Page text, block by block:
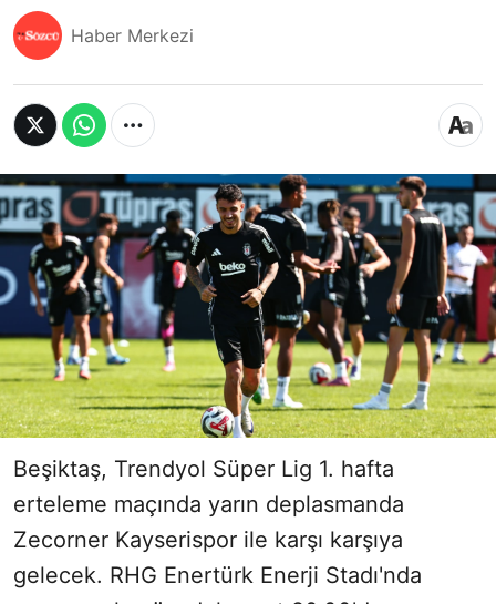
Haber Merkezi
Beşiktaş, Trendyol Süper Lig 1. hafta
erteleme maçında yarın deplasmanda
Zecorner Kayserispor ile karşı karşıya
gelecek. RHG Enertürk Enerji Stadı'nda